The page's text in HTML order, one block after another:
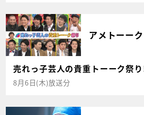
アメトーーク
売れっ子芸人の貴重トーーク祭
8月6日(木)放送分